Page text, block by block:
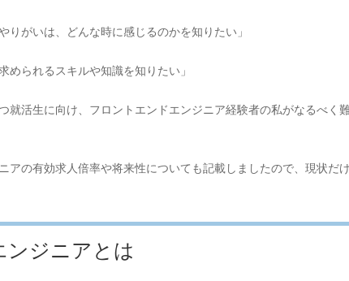
りがいは、どんな時に感じるのかを知りたい」
められるスキルや知識を知りたい」
就活生に向け、フロントエンドエンジニア経験者の私がなるべく
アの有効求人倍率や将来性についても記載しましたので、現状だ
ンジニアとは